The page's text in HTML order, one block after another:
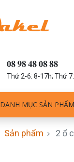
𝟎𝟖 𝟗𝟖 𝟒𝟖 𝟎𝟖 𝟖𝟖
Thứ 2-6: 8-17h; Thứ
DANH MỤC SẢN PHẨM
Sản phẩm 2 ổ